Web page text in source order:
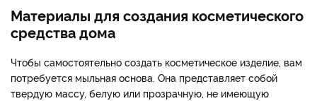
Материалы для создания косметического
средства дома
Чтобы самостоятельно создать косметическое изделие, вам
потребуется мыльная основа. Она представляет собой
твердую массу, белую или прозрачную, не имеющую